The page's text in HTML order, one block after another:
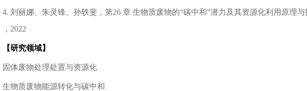
4. 刘丽娜、朱灵锋、孙轶斐，第26 章 生物质废物的“碳中和”潜力及其资源化利用原理
，2022
【研究领域】
固体废物处理处置与资源化
生物质废物能源转化与碳中和